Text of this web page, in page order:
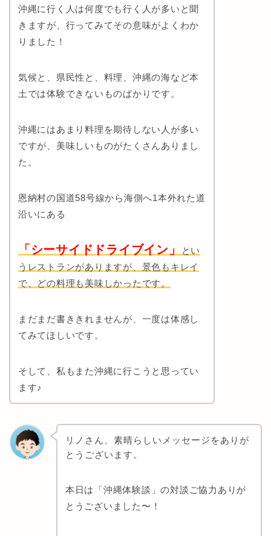
沖縄に行く人は何度でも行く人が多いと聞
きますが、行ってみてその意味がよくわか
りました！
気候と、県民性と、料理、沖縄の海など本
土では体験できないものばかりです。
沖縄にはあまり料理を期待しない人が多い
ですが、美味しいものがたくさんありまし
た。
恩納村の国道58号線から海側へ1本外れた道
沿いにある
「シーサイドドライブイン」
とい
うレストランがありますが、景色もキレイ
で、どの料理も美味しかったです。
まだまだ書ききれませんが、一度は体感し
てみてほしいです。
そして、私もまた沖縄に行こうと思ってい
ます♪
リノさん、素晴らしいメッセージをありが
とうございます。
本日は「沖縄体験談」の対談ご協力ありが
とうございました〜！